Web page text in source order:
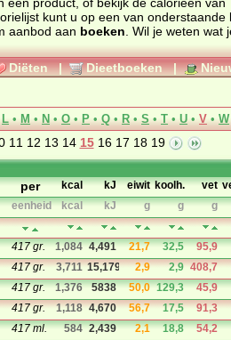
kunt u op een van onderstaande
aanbod aan boeken . Wil je weten wat
Diëten | Dieetboeken |
L • M • N • O • P • Q • R• S • T • U • V • W
11 12 13 14 15 16 17 18 19
per kcal kJ eiwit koolh. vet
eenheid
kcal kJ g g g
417 gr. 1,084 4,491 21,7 32,5 95,9
417 gr. 3,711 15,179 2,9 2,9 408,7
417 gr. 1,376 5838 50,0 129,3 45,9
417 gr. 1,118 4,670 56,7 17,5 91,3
417 ml. 584 2,439 2,1 18,8 54,2